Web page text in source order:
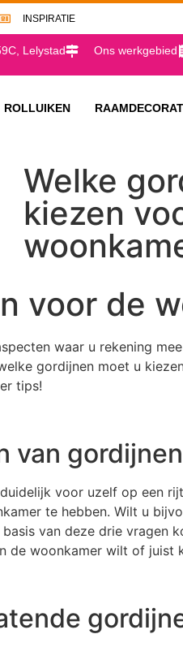
INSPIRATIE
Lelystad Ons werkgebied
ROLLUIKEN
Welke
kiezen
voor de
waar u rekening
gordijnen moet u
tips!
van
voor uzelf op een
te hebben. Wilt u
van deze drie
woonkamer wilt of juist